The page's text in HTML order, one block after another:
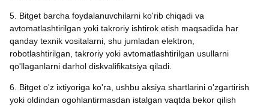
5. Bitget barcha foydalanuvchilarni ko'rib chiqadi va
avtomatlashtirilgan yoki takroriy ishtirok etish maqsadida har
qanday texnik vositalarni, shu jumladan elektron,
robotlashtirilgan, takroriy yoki avtomatlashtirilgan usullarni
qo'llaganlarni darhol diskvalifikatsiya qiladi.
6. Bitget o'z ixtiyoriga ko'ra, ushbu aksiya shartlarini o'zgartirish
yoki oldindan ogohlantirmasdan istalgan vaqtda bekor qilish